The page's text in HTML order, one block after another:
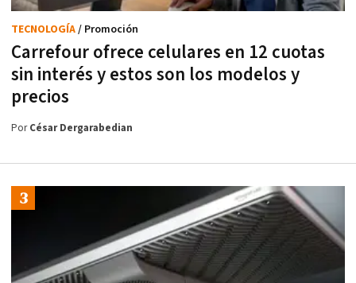
Carrefour ofrece celulares en 12 cuotas
sin interés y estos son los modelos y
precios
TECNOLOGÍA/ Promoción
PorCésar Dergarabedian